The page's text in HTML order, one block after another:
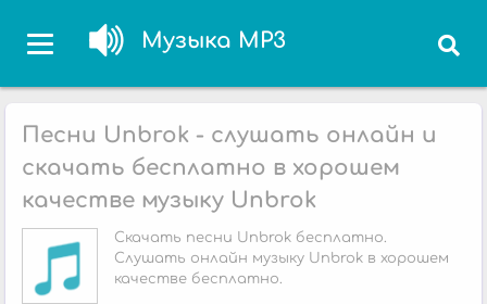
Музыка MP3
Песни Unbrok - слушать онлайн и
скачать бесплатно в хорошем
качестве музыку Unbrok
Скачать песни Unbrok бесплатно.
Слушать онлайн музыку Unbrok в хорошем
качестве бесплатно.